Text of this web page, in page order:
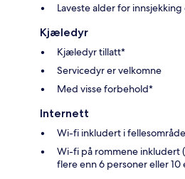
Laveste alder for innsjekking
Kjæledyr
Kjæledyr tillatt*
Servicedyr er velkomne
Med visse forbehold*
Internett
Wi-fi inkludert i
Wi-fi på rommene inkludert
flere enn 6 personer eller 10